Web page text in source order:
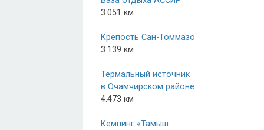
3.051 км
Крепость Сан-Томмазо
3.139 км
Термальный источник
в Очамчирском районе
4.473 км
Кемпинг «Тамыш